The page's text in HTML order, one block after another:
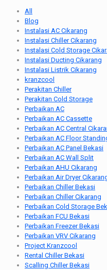
All
Blog
Instalasi AC Cikarang
Instalasi Chiller Cikarang
Instalasi Cold Storage
Instalasi Ducting Cikarang
Instalasi Listrik Cikarang
kranzcool
Perakitan Chiller
Perakitan Cold Storage
Perbaikan AC
Perbaikan AC Cassette
Perbaikan AC Central
Perbaikan AC Floor
Perbaikan AC Panel Bekasi
Perbaikan AC Wall Split
Perbaikan AHU Cikarang
Perbaikan Air Dryer
Perbaikan Chiller Bekasi
Perbaikan Chiller Cikarang
Perbaikan Cold Storage
Perbaikan FCU Bekasi
Perbaikan Freezer Bekasi
Perbaikan VRV Cikarang
Project Kranzcool
Rental Chiller Bekasi
Scalling Chiller Bekasi